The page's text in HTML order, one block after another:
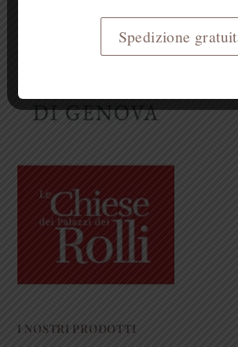
I NOSTRI PRODOTTI
Spedizione